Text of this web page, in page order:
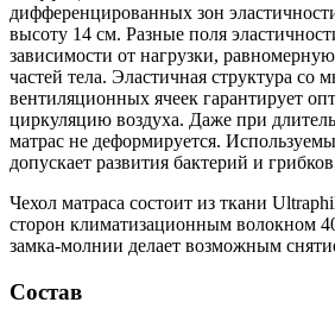
дифференцированных зон
высоту 14 см. Разные поля
зависимости от нагрузки,
частей тела. Эластичная структура со
вентиляционных ячеек гарантирует
циркуляцию воздуха. Даже при
матрас не деформируется.
допускает развития бактерий и
Чехол матраса состоит из ткани
сторон климатизационным волокном
замка-молнии делает возможным
Состав